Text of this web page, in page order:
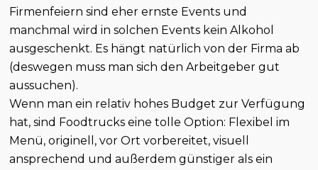
Firmenfeiern sind eher ernste Events und
manchmal wird in solchen Events kein Alkohol
ausgeschenkt. Es hängt natürlich von der Firma ab
(deswegen muss man sich den Arbeitgeber gut
aussuchen).
Wenn man ein relativ hohes Budget zur Verfügung
hat, sind Foodtrucks eine tolle Option: Flexibel im
Menü, originell, vor Ort vorbereitet, visuell
ansprechend und außerdem günstiger als ein